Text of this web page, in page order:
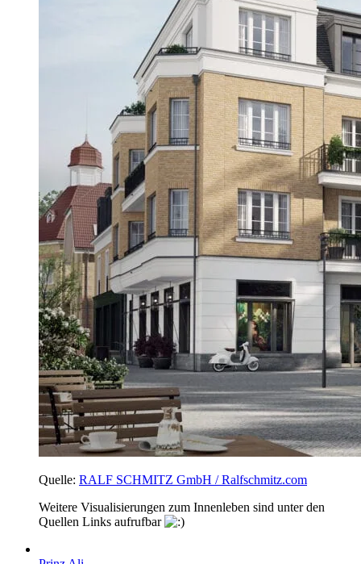
Quelle: RALF SCHMITZ GmbH / Ralfschmitz.com
Weitere Visualisierungen zum Innenleben sind unter den
Quellen Links aufrufbar